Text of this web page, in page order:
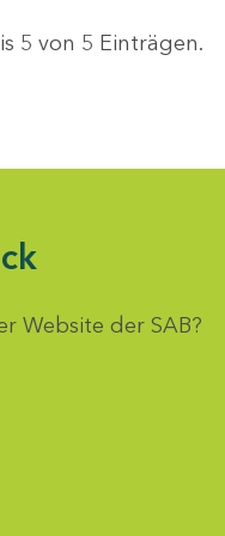
5 von 5 Einträgen.
Website der SAB?
auswählen